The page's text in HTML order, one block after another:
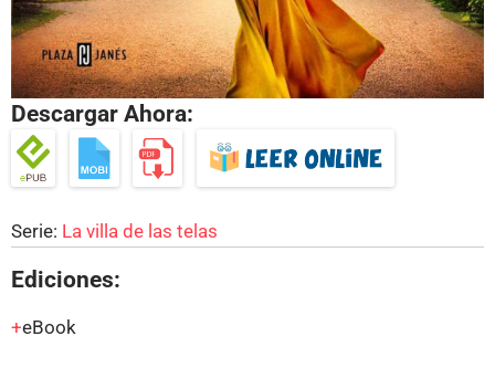
Descargar Ahora:
Serie: La villa de las telas
Ediciones:
eBook